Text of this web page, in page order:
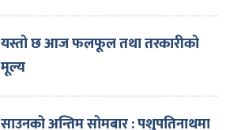
यस्तो छ आज फलफूल तथा तरकारीको
मूल्य
साउनको अन्तिम सोमबार : पशुपतिनाथमा